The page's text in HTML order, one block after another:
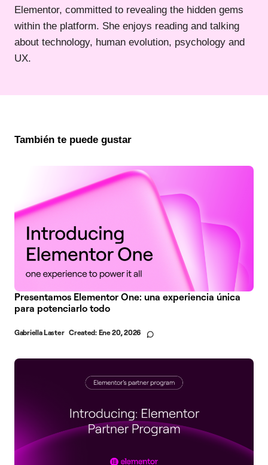
Elementor, committed to revealing the hidden gems
within the platform. She enjoys reading and talking
about technology, human evolution, psychology and
UX.
También te puede gustar
Presentamos Elementor One: una experiencia única
para potenciarlo todo
Gabriella Laster Created: Ene 20, 2026